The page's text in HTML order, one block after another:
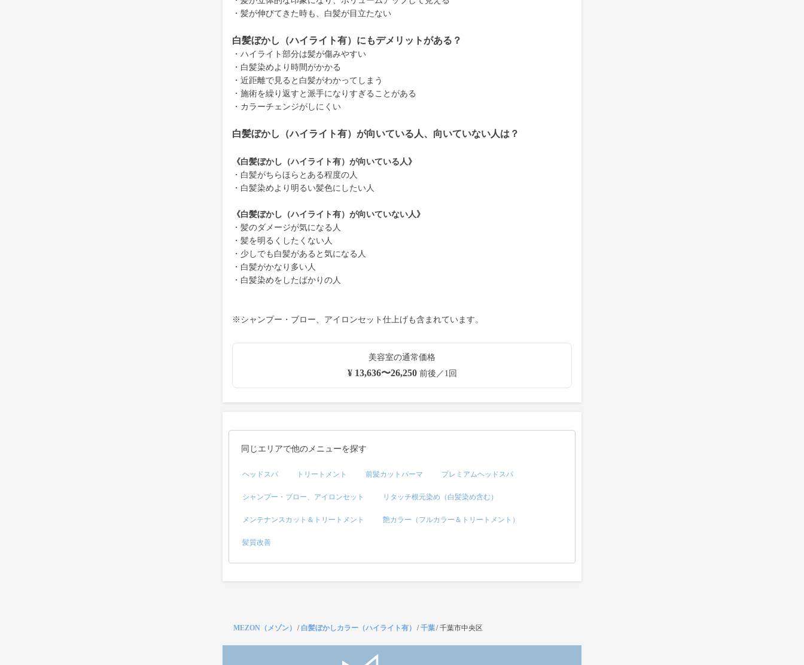
・髪が伸びてきた時も、白髪が目立たない
白髪ぼかし（ハイライト有）にもデメリットがある？
・ハイライト部分は髪が傷みやすい
・白髪染めより時間がかかる
・近距離で見ると白髪がわかってしまう
・施術を繰り返すと派手になりすぎることがある
・カラーチェンジがしにくい
白髪ぼかし（ハイライト有）が向いている人、向いていない人は？
《白髪ぼかし（ハイライト有）が向いている人》
・白髪がちらほらとある程度の人
・白髪染めより明るい髪色にしたい人
《白髪ぼかし（ハイライト有）が向いていない人》
・髪のダメージが気になる人
・髪を明るくしたくない人
・少しでも白髪があると気になる人
・白髪がかなり多い人
・白髪染めをしたばかりの人
※シャンプー・ブロー、アイロンセット仕上げも含まれています。
美容室の通常価格
¥ 13,636〜26,250前後／1回
同じエリアで他のメニューを探す
ヘッドスパ トリートメント 前髪カットパーマ プレミアムヘッドスパ
シャンプー・ブロー、アイロンセット リタッチ根元染め（白髪染め含む）
メンテナンスカット＆トリートメント 艶カラー（フルカラー＆トリートメント）
髪質改善
MEZON（メゾン） / 白髪ぼかしカラー（ハイライト有） /千葉/千葉市中央区